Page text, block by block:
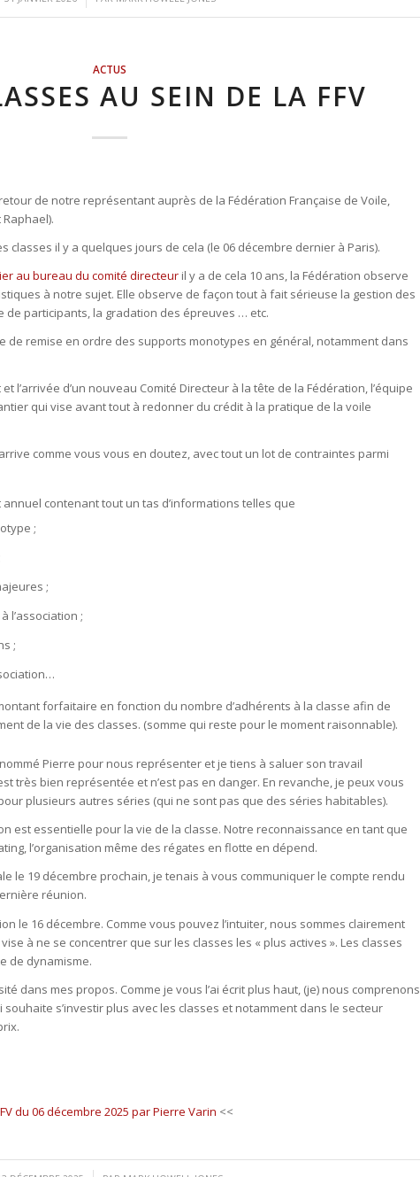
ACTUS
AU SEIN DE LA FFV
de notre représentant auprès de la Fédération Française de Voile,
classes il y a quelques jours de cela (le 06 décembre dernier à Paris).
au bureau du comité directeur il y a de cela 10 ans, la Fédération observe
à notre sujet. Elle observe de façon tout à fait sérieuse la gestion des
de participants, la gradation des épreuves … etc.
de remise en ordre des supports monotypes en général, notamment dans
l’arrivée d’un nouveau Comité Directeur à la tête de la Fédération, l’équipe
qui vise avant tout à redonner du crédit à la pratique de la voile
comme vous vous en doutez, avec tout un lot de contraintes parmi
contenant tout un tas d’informations telles que
;
;
l’association ;
;
forfaitaire en fonction du nombre d’adhérents à la classe afin de
de la vie des classes. (somme qui reste pour le moment raisonnable).
nommé Pierre pour nous représenter et je tiens à saluer son travail
très bien représentée et n’est pas en danger. En revanche, je peux vous
plusieurs autres séries (qui ne sont pas que des séries habitables).
est essentielle pour la vie de la classe. Notre reconnaissance en tant que
l’organisation même des régates en flotte en dépend.
le 19 décembre prochain, je tenais à vous communiquer le compte rendu
réunion.
le 16 décembre. Comme vous pouvez l’intuiter, nous sommes clairement
à ne se concentrer que sur les classes les « plus actives ». Les classes
de dynamisme.
dans mes propos. Comme je vous l’ai écrit plus haut, (je) nous comprenons
s’investir plus avec les classes et notamment dans le secteur
du 06 décembre 2025 par Pierre Varin <<